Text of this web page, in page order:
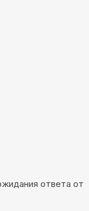
ответа от